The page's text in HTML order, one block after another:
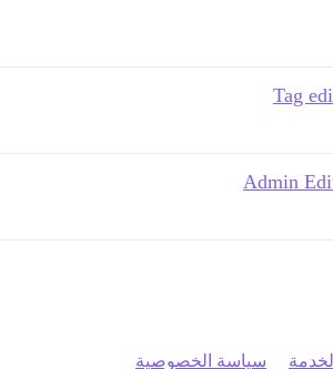
Tag
Admin
سياسة الخصوصية